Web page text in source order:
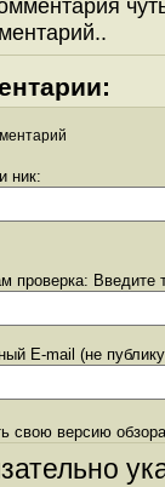
ник:
проверка: Введите
E-mail (не
свою версию